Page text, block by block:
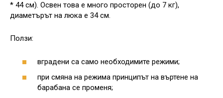
* 44 см). Освен това е много просторен (до 7 кг),
диаметърът на люка е 34 см.
Ползи:
вградени са само необходимите режими;
при смяна на режима принципът на въртене на
барабана се променя;